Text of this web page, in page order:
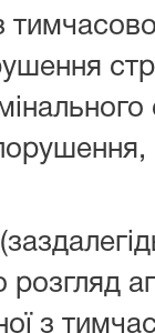
розгляд
з